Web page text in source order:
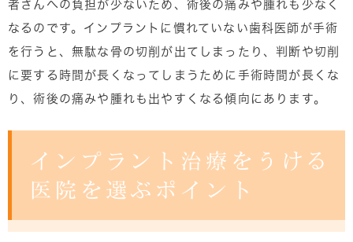
者さんへの負担が少ないため、術後の痛みや腫れも少なく
なるのです。インプラントに慣れていない歯科医師が手術
を行うと、無駄な骨の切削が出てしまったり、判断や切削
に要する時間が長くなってしまうために手術時間が長くな
り、術後の痛みや腫れも出やすくなる傾向にあります。
インプラント治療をうける
医院を選ぶポイント